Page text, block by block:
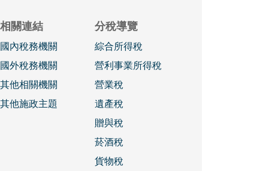
相關連結
國內稅務機關
國外稅務機關
其他相關機關
其他施政主題
分稅導覽
綜合所得稅
營利事業所得稅
營業稅
遺產稅
贈與稅
菸酒稅
貨物稅